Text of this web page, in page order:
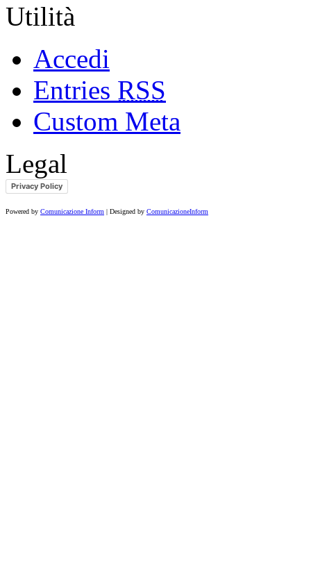
Utilità
Accedi
Entries RSS
Custom Meta
Legal
Privacy Policy
Powered by Comunicazione Inform | Designed by ComunicazioneInform